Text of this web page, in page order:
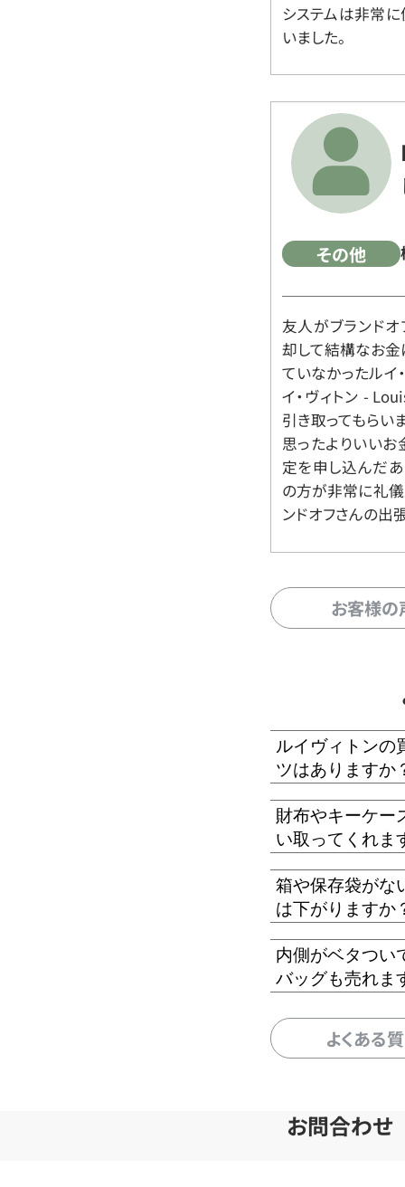
システムは非常に
いました。
その他
友人がブランド
却して結構なお金
ていなかったルイ
イ・ヴィトン -
引き取ってもらい
思ったよりいいお
定を申し込んだ
の方が非常に礼儀
ンドオフさんの出
お客様
ルイヴィトンの
ツはありますか
財布やキーケー
い取ってくれま
箱や保存袋がな
は下がりますか
内側がベタつい
バッグも売れま
よくある
お問合わせ